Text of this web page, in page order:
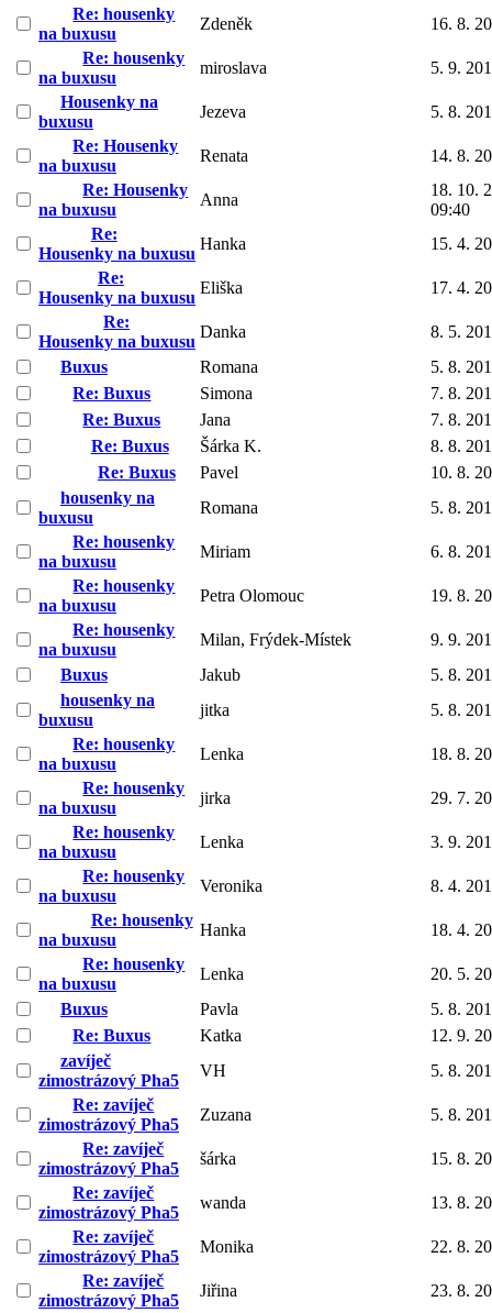
Re: housenky
na buxusu
Zdeněk
16. 8.
Re: housenky
na buxusu
miroslava
5. 9.
Housenky na
buxusu
Jezeva
5. 8.
Re: Housenky
na buxusu
Renata
14. 8.
Re: Housenky
na buxusu
Anna
18. 10.
09:40
Re:
Housenky na buxusu
Hanka
15. 4.
Re:
Housenky na buxusu
Eliška
17. 4.
Re:
Housenky na buxusu
Danka
8. 5.
Buxus
Romana
5. 8.
Re: Buxus
Simona
7. 8.
Re: Buxus
Jana
7. 8.
Re: Buxus
Šárka K.
8. 8.
Re: Buxus
Pavel
10. 8.
housenky na
buxusu
Romana
5. 8.
Re: housenky
na buxusu
Miriam
6. 8.
Re: housenky
na buxusu
Petra Olomouc
19. 8.
Re: housenky
na buxusu
Milan, Frýdek-Místek
9. 9.
Buxus
Jakub
5. 8.
housenky na
buxusu
jitka
5. 8.
Re: housenky
na buxusu
Lenka
18. 8.
Re: housenky
na buxusu
jirka
29. 7.
Re: housenky
na buxusu
Lenka
3. 9.
Re: housenky
na buxusu
Veronika
8. 4.
Re: housenky
na buxusu
Hanka
18. 4.
Re: housenky
na buxusu
Lenka
20. 5.
Buxus
Pavla
5. 8.
Re: Buxus
Katka
12. 9.
zavíječ
zimostrázový Pha5
VH
5. 8.
Re: zavíječ
zimostrázový Pha5
Zuzana
5. 8.
Re: zavíječ
zimostrázový Pha5
šárka
15. 8.
Re: zavíječ
zimostrázový Pha5
wanda
13. 8.
Re: zavíječ
zimostrázový Pha5
Monika
22. 8.
Re: zavíječ
zimostrázový Pha5
Jiřina
23. 8.